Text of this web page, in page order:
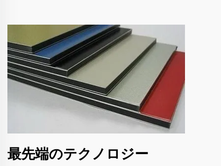
最先端のテクノロジー